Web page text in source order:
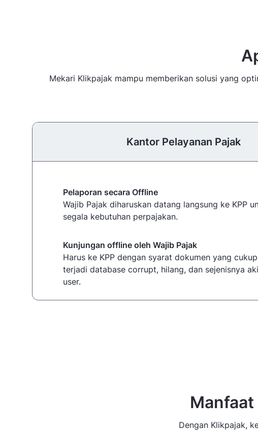
Mekari Klikpajak mampu memberikan solusi yang
Kantor Pelayanan Pajak
Pelaporan secara Offline
Wajib Pajak diharuskan datang langsung ke KPP
segala kebutuhan perpajakan.
Kunjungan offline oleh Wajib Pajak
Harus ke KPP dengan syarat dokumen yang
terjadi database corrupt, hilang, dan sejenisnya
user.
Dengan Klikpajak,